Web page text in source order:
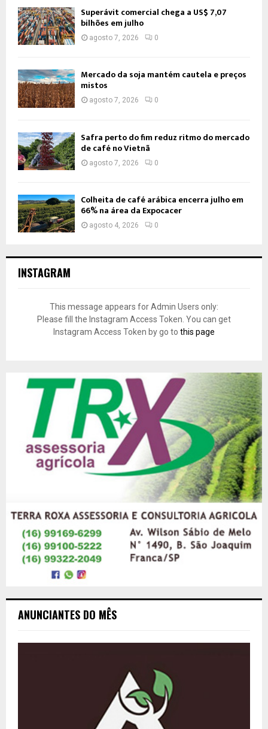
Superávit comercial chega a US$ 7,07
bilhões em julho
agosto 7, 2026 0
Mercado da soja mantém cautela e preços
mistos
agosto 7, 2026 0
Safra perto do fim reduz ritmo do mercado
de café no Vietnã
agosto 7, 2026 0
Colheita de café arábica encerra julho em
66% na área da Expocacer
agosto 4, 2026 0
INSTAGRAM
This message appears for Admin Users only:
Please fill the Instagram Access Token. You can get
Instagram Access Token by go to this page
ANUNCIANTES DO MÊS